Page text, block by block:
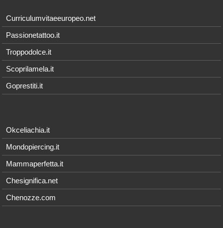
Curriculumvitaeeuropeo.net
Passionetattoo.it
Troppodolce.it
Scoprilamela.it
Goprestiti.it
Okceliachia.it
Mondopiercing.it
Mammaperfetta.it
Chesignifica.net
Chenozze.com